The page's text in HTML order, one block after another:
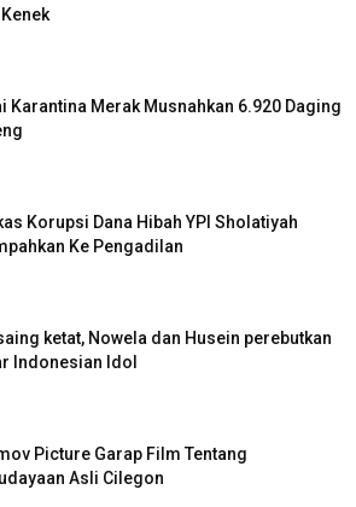
Karantina Merak Musnahkan 6.920 Daging
Korupsi Dana Hibah YPI Sholatiyah
Ke Pengadilan
ketat, Nowela dan Husein perebutkan
Indonesian Idol
Picture Garap Film Tentang
Asli Cilegon